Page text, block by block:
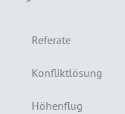
Referate
Konfliktlösung
Höhenflug